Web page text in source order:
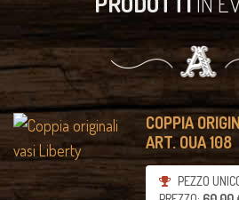
COPPIA
ART. OUA 108
PEZZO